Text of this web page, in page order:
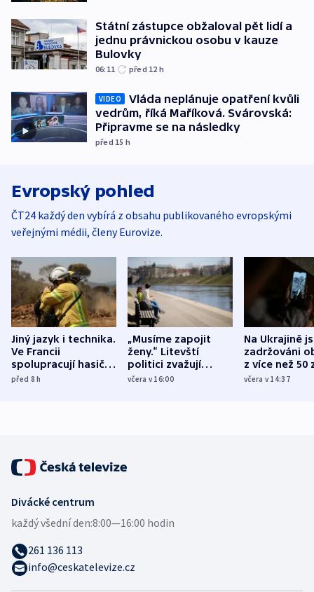
Státní zástupce obžaloval pět lidí a
jednu právnickou osobu v kauze
Bulovky
06:11 před 12 h
VIDEO
Vláda neplánuje opatření kvůli
vedrům, říká Maříková. Svárovská:
Připravme se na následky
před 15 h
Evropský pohled
ČT24 každý den vybírá z obsahu publikovaného evropskými
veřejnými médii, členy Eurovize.
Jiný jazyk i technika.
Ve Francii
spolupracují hasiči z
různých zemí
před 8h
„Musíme zapojit
ženy.“ Litevští
politici zvažují
dohodu o
včera v 16:00
Na Ukrajině
zadržováni
z více než 50
Bojovali na
včera v 14:37
Divácké centrum
každý všední den:8:00—16:00 hodin
261 136 113
info@ceskatelevize.cz